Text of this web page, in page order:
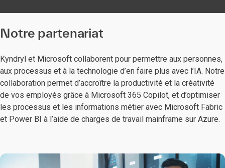
Notre partenariat​
Kyndryl et Microsoft collaborent pour permettre aux personnes,
aux processus et à la technologie d’en faire plus avec l’IA. Notre
collaboration permet d’accroître la productivité et la créativité
de vos employés grâce à Microsoft 365 Copilot, et d’optimiser
les processus et les informations métier avec Microsoft Fabric
et Power BI à l’aide de charges de travail mainframe sur Azure.